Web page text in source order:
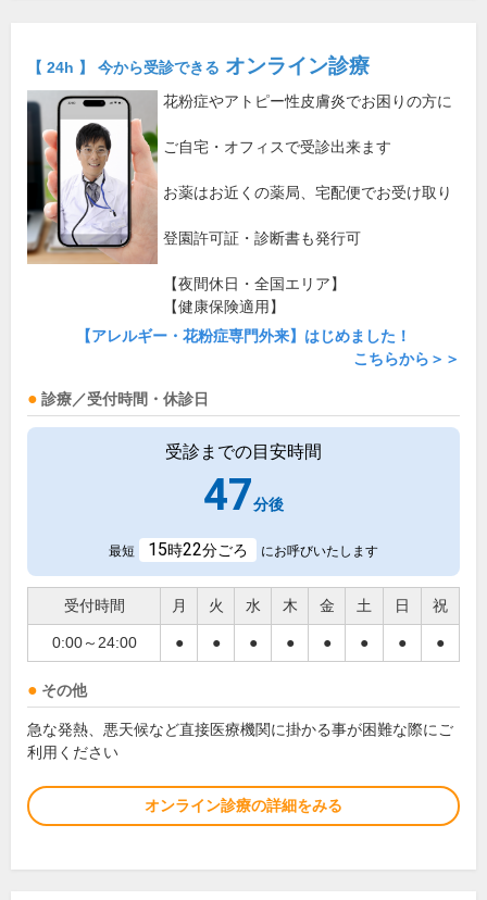
【 24h 】 今から受診できる オンライン診療
花粉症やアトピー性皮膚炎でお困りの方に
ご自宅・オフィスで受診出来ます
お薬はお近くの薬局、宅配便でお受け取り
登園許可証・診断書も発行可
【夜間休日・全国エリア】
【健康保険適用】
【アレルギー・花粉症専門外来】はじめました！
こちらから＞＞
診療／受付時間・休診日
受診までの目安時間
47分後
最短 15時22分ごろ にお呼びいたします
受付時間 月 火 水 木 金 土 日 祝
0:00～24:00 ● ● ● ● ● ● ● ●
その他
急な発熱、悪天候など直接医療機関に掛かる事が困難な際にご
利用ください
オンライン診療の詳細をみる